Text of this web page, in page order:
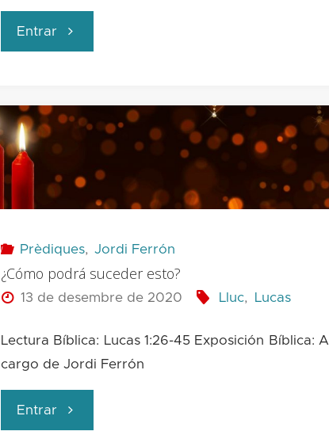
Entrar "El
amor
de
Dios
Culto
Prèdiques, Jordi Ferrón
¿Cómo podrá suceder esto?
13 de desembre de 2020 Lluc, Lucas
Lectura Bíblica: Lucas 1:26-45 Exposición Bíblica: A
cargo de Jordi Ferrón
Entrar "¿Cómo